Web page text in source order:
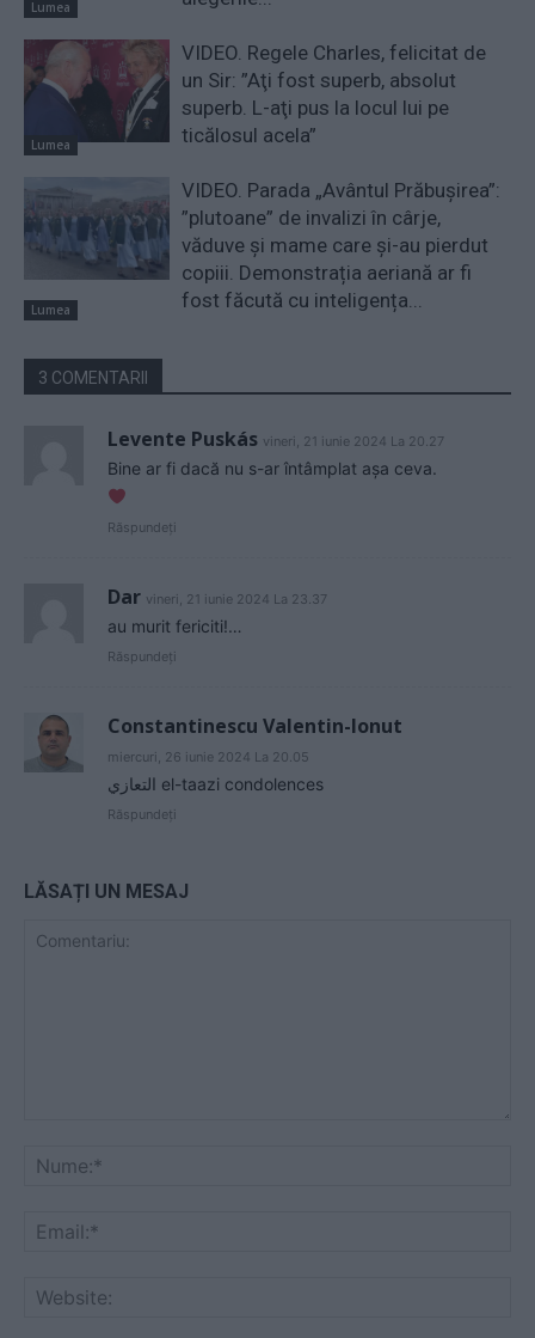
Lumea
Lumea
VIDEO. Regele Charles, felicitat de
un Sir: ”Aţi fost superb, absolut
superb. L-aţi pus la locul lui pe
ticălosul acela”
Lumea
VIDEO. Parada „Avântul Prăbușirea”:
”plutoane” de invalizi în cârje,
văduve și mame care și-au pierdut
copiii. Demonstrația aeriană ar fi
fost făcută cu inteligența...
3 COMENTARII
Levente Puskás vineri, 21 iunie 2024 La 20.27
Bine ar fi dacă nu s-ar întâmplat așa ceva.
Răspundeți
Dar vineri, 21 iunie 2024 La 23.37
au murit fericiti!…
Răspundeți
Constantinescu Valentin-Ionut
miercuri, 26 iunie 2024 La 20.05
التعازي el-taazi condolences
Răspundeți
LĂSAȚI UN MESAJ